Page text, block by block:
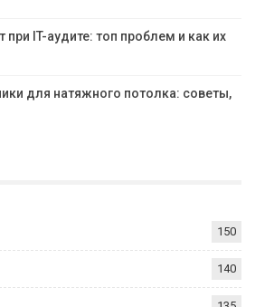
IT-аудите: топ проблем и как их
для натяжного потолка: советы,
150
140